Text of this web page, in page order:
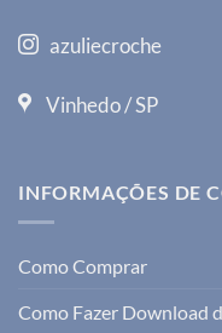
azuliecroche
Vinhedo / SP
INFORMAÇÕES DE
Como Comprar
Como Fazer Download